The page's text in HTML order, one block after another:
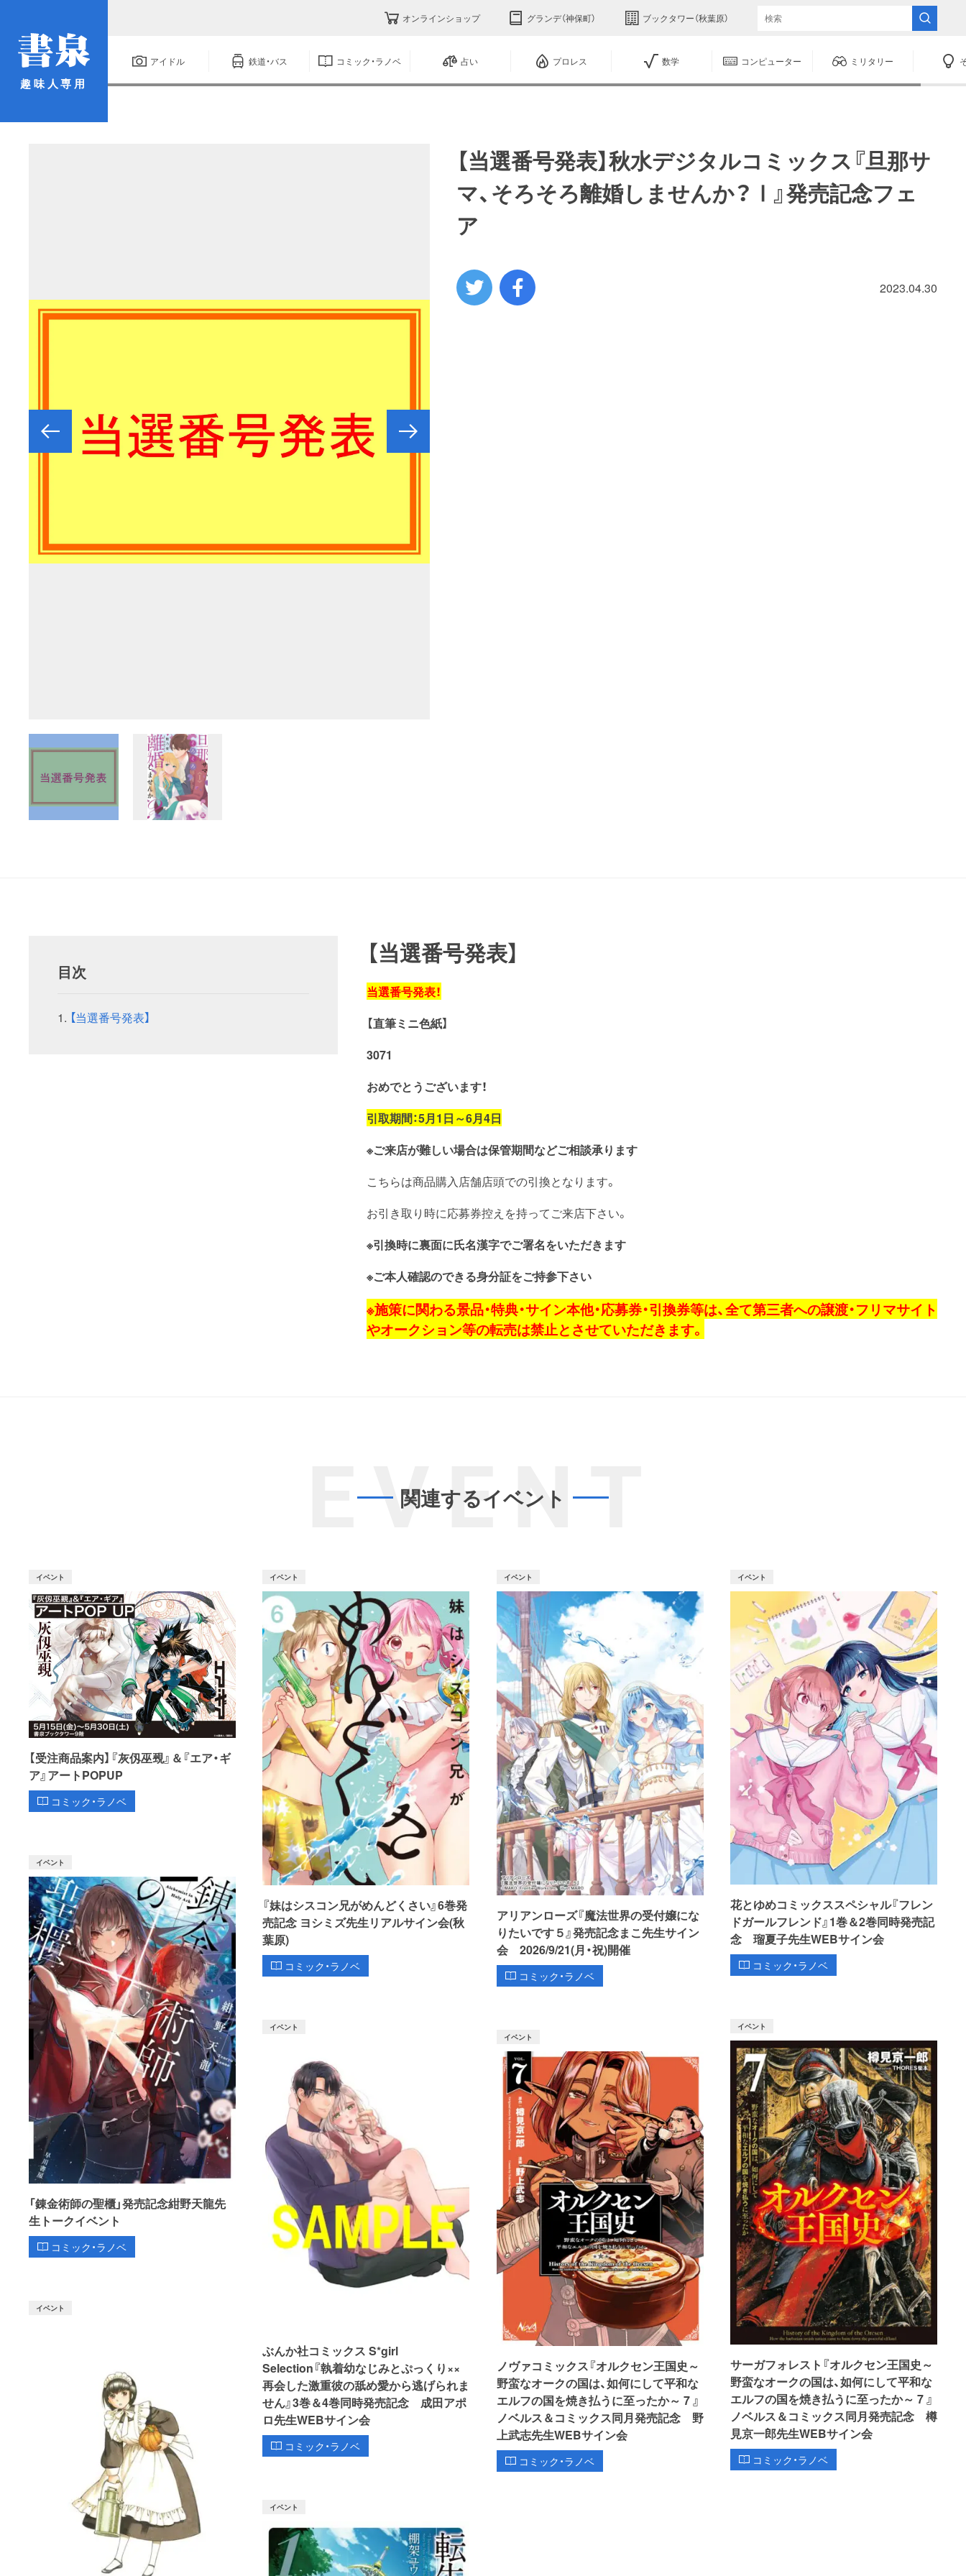
趣味人専用
オンラインショップ グランデ（神保町） ブックタワー（秋葉原）
アイドル 鉄道・バス コミック・ラノベ 占い プロレス 数学 コンピューター ミリタリー
【当選番号発表】秋水デジタルコミックス『旦那サ
マ、そろそろ離婚しませんか？Ⅰ』発売記念フェ
ア
2023.04.30
目次
【当選番号発表】
【当選番号発表】
当選番号発表！
【直筆ミニ色紙】
3071
おめでとうございます！
引取期間：5月1日～6月4日
※ご来店が難しい場合は保管期間などご相談承ります
こちらは商品購入店舗店頭での引換となります。
お引き取り時に応募券控えを持ってご来店下さい。
※引換時に裏面に氏名漢字でご署名をいただきます
※ご本人確認のできる身分証をご持参下さい
※施策に関わる景品・特典・サイン本他・応募券・引換券等は、全て第三者への譲渡・フリマサイト
やオークション等の転売は禁止とさせていただきます。
EVENT
関連するイベント
イベント
【受注商品案内】『灰仭巫覡』＆『エア・ギ
ア』アートPOPUP
コミック・ラノベ
イベント
『妹はシスコン兄がめんどくさい』6巻発
売記念 ヨシミズ先生リアルサイン会(秋
葉原)
コミック・ラノベ
イベント
アリアンローズ『魔法世界の受付嬢にな
りたいです５』発売記念まこ先生サイン
会 2026/9/21(月・祝)開催
コミック・ラノベ
イベント
花とゆめコミックススペシャル『フレン
ドガールフレンド』1巻＆2巻同時発売記
念 瑠夏子先生WEBサイン会
コミック・ラノベ
イベント
「錬金術師の聖櫃」発売記念紺野天龍先
生トークイベント
コミック・ラノベ
イベント
ぶんか社コミックス S*girl
Selection『執着幼なじみとぷっくり××
再会した激重彼の舐め愛から逃げられま
せん』3巻＆4巻同時発売記念 成田アポ
ロ先生WEBサイン会
コミック・ラノベ
イベント
ノヴァコミックス『オルクセン王国史～
野蛮なオークの国は、如何にして平和な
エルフの国を焼き払うに至ったか～ 7 』
ノベルス＆コミックス同月発売記念 野
上武志先生WEBサイン会
コミック・ラノベ
イベント
サーガフォレスト『オルクセン王国史～
野蛮なオークの国は、如何にして平和な
エルフの国を焼き払うに至ったか～ 7 』
ノベルス＆コミックス同月発売記念 樽
見京一郎先生WEBサイン会
コミック・ラノベ
イベント
イベント